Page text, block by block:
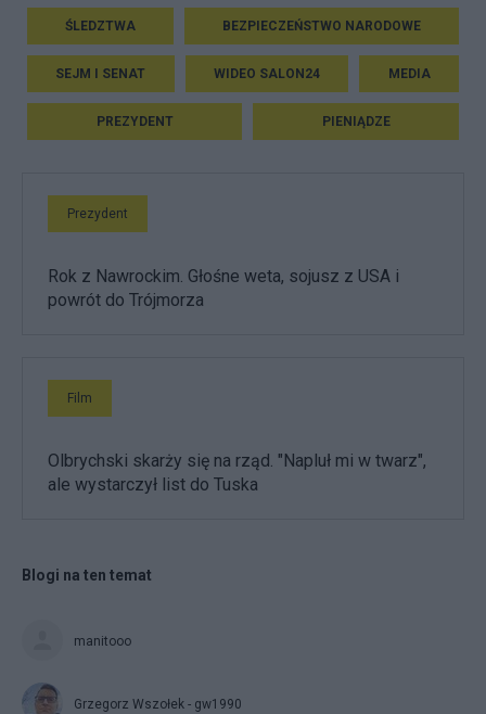
ŚLEDZTWA BEZPIECZEŃSTWO NARODOWE
SEJM I SENAT WIDEO SALON24 MEDIA
PREZYDENT PIENIĄDZE
Prezydent
Rok z Nawrockim. Głośne weta, sojusz z USA i
powrót do Trójmorza
Film
Olbrychski skarży się na rząd. "Napluł mi w twarz",
ale wystarczył list do Tuska
Blogi na ten temat
manitooo
Grzegorz Wszołek - gw1990